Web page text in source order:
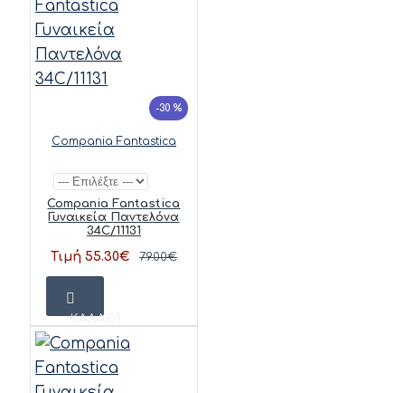
-30 %
Compania Fantastica
Compania Fantastica
Γυναικεία Παντελόνα
34C/11131
Τιμή 55.30€ 79.00€
ΚΑΛΆΘΙ